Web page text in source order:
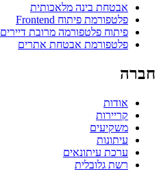
אבטחת בינה מלאכותית
פלטפורמת פיתוח Frontend
פיתוח פלטפורמה מרובת דיירים
פלטפורמת אבטחת אתרים
חברה
אודות
קריירות
משקיעים
עיתונות
ערכת עיתונאים
רשת גלובלית